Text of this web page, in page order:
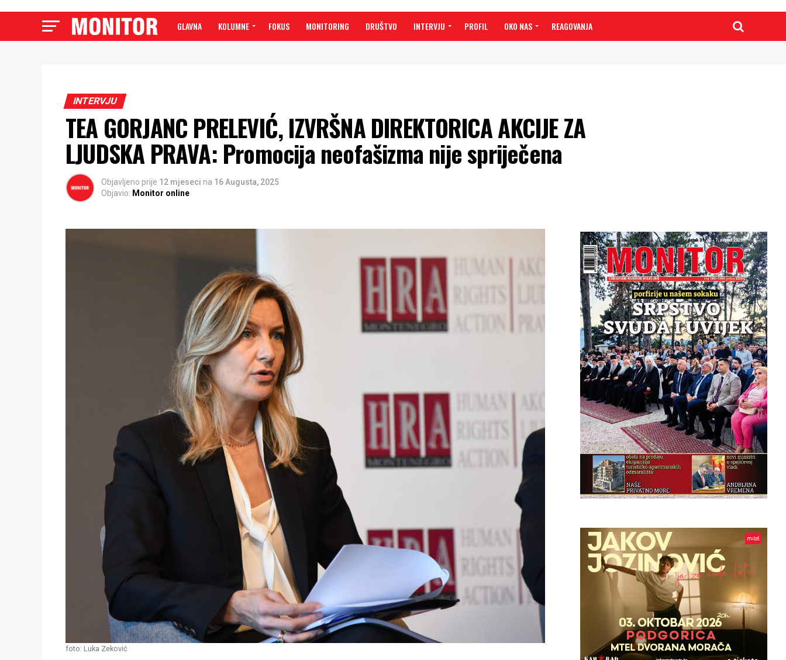
GLAVNA KOLUMNE FOKUS MONITORING DRUŠTVO INTERVJU PROFIL OKO NAS REAGOVANJA
INTERVJU
TEA GORJANC PRELEVIĆ, IZVRŠNA DIREKTORICA AKCIJE ZA
LJUDSKA PRAVA: Promocija neofašizma nije spriječena
Objavljeno prije 12 mjeseci na 16 Augusta, 2025
Objavio: Monitor online
foto: Luka Zeković